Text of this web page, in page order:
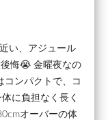
い、アジュール
悔😭 金曜夜なの
コンパクトで、コ
に負担なく長く
オーバーの体